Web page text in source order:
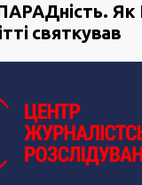
Як
святкував